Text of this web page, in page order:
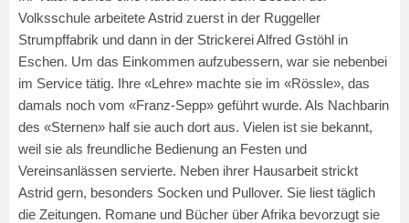
Volksschule arbeitete Astrid zuerst in der Ruggeller
Strumpffabrik und dann in der Strickerei Alfred Gstöhl in
Eschen. Um das Einkommen aufzubessern, war sie nebenbei
im Service tätig. Ihre «Lehre» machte sie im «Rössle», das
damals noch vom «Franz-Sepp» geführt wurde. Als Nachbarin
des «Sternen» half sie auch dort aus. Vielen ist sie bekannt,
weil sie als freundliche Bedienung an Festen und
Vereinsanlässen servierte. Neben ihrer Hausarbeit strickt
Astrid gern, besonders Socken und Pullover. Sie liest täglich
die Zeitungen. Romane und Bücher über Afrika bevorzugt sie